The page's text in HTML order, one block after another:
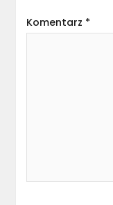
Komentarz *